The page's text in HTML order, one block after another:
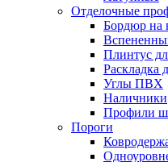
Отделочные
Бордюр на
Плинтус
Раскладка
Углы ПВХ
Наличники
Профили
Пороги